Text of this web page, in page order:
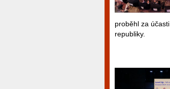
proběhl za
republiky.